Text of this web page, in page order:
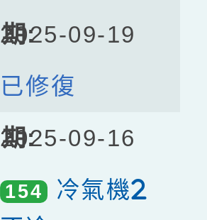
2025-09-19
已修復
2025-09-16
154
冷氣機2